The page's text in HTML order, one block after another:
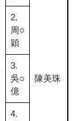
陳美珠
2.
周○
穎
3.
吳○
億
4.